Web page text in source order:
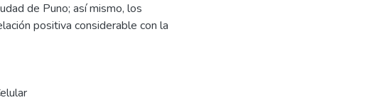
de Puno; así mismo, los
positiva considerable con la